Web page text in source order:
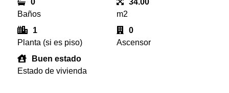
0
Baños
34.00
m2
1
Planta (si es piso)
0
Ascensor
Buen estado
Estado de vivienda